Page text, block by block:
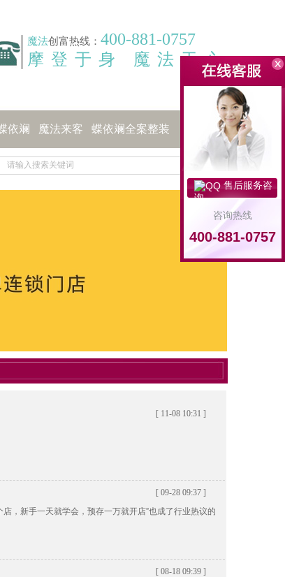
魔法创富热线： 400-881-0757
摩登于身 魔法于心
依斓 魔法来客 蝶依斓全案整装
[ 11-08 10:31 ]
[ 09-28 09:37 ]
，新手一天就学会，预存一万就开店”也成了行业热议的
[ 08-18 09:39 ]
售后服务咨
询
咨询热线
400-881-0757